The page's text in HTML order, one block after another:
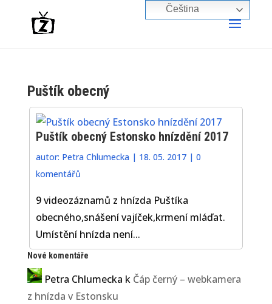
Puštík obecný
Puštík obecný Estonsko hnízdění 2017
autor: Petra Chlumecka | 18. 05. 2017 |0
komentářů
9 videozáznamů z hnízda Puštíka
obecného,snášení vajíček,krmení mláďat.
Umístění hnízda není...
Nové komentáře
Petra Chlumecka k Čáp černý – webkamera
z hnízda v Estonsku
Čeština‎